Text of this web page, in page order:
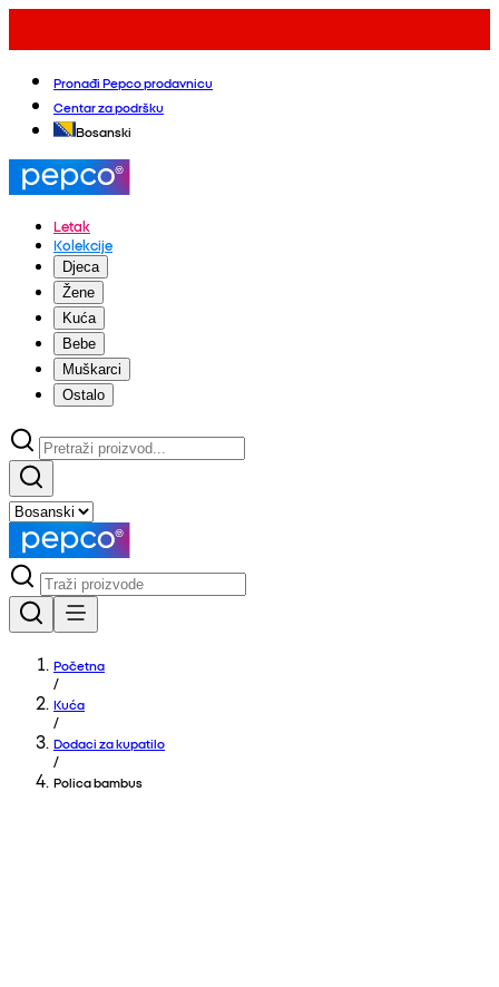
Pronađi Pepco prodavnicu
Centar za podršku
Bosanski
Letak
Kolekcije
Djeca
Žene
Kuća
Bebe
Muškarci
Ostalo
Početna
/
Kuća
/
Dodaci za kupatilo
/
Polica bambus